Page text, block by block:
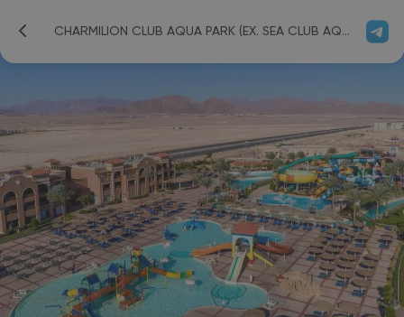
CHARMILION CLUB AQUA PARK (EX. SEA CLUB AQUA PARK) 5*